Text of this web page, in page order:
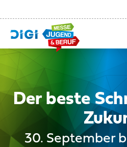
Der beste
30. September